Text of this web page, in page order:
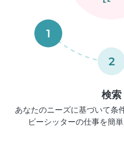
1
2
検索
あなたのニーズに基づいて条
ビーシッターの仕事を簡